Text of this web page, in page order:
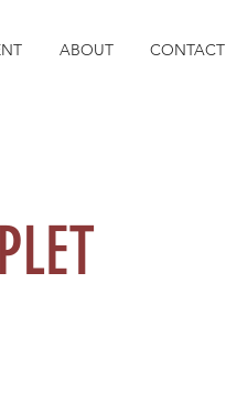
ABOUT CONTACT